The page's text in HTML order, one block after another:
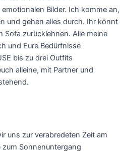
Bilder. Ich komme an,
und gehen alles durch. Ihr könnt
Sofa zurücklehnen. Alle meine
und Eure Bedürfnisse
bis zu drei Outfits
alleine, mit Partner und
uns zur verabredeten Zeit am
Sonnenuntergang